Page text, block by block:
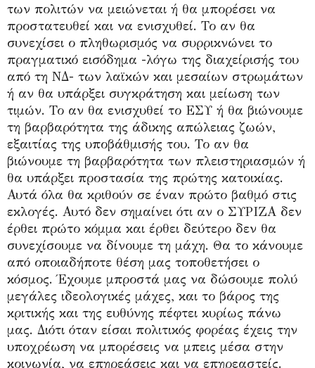
των πολιτών να μειώνεται ή θα μπορέσει να
προστατευθεί και να ενισχυθεί. Το αν θα
συνεχίσει ο πληθωρισμός να συρρικνώνει το
πραγματικό εισόδημα -λόγω της διαχείρισής του
από τη ΝΔ- των λαϊκών και μεσαίων στρωμάτων
ή αν θα υπάρξει συγκράτηση και μείωση των
τιμών. Το αν θα ενισχυθεί το ΕΣΥ ή θα βιώνουμε
τη βαρβαρότητα της άδικης απώλειας ζωών,
εξαιτίας της υποβάθμισής του. Το αν θα
βιώνουμε τη βαρβαρότητα των πλειστηριασμών ή
θα υπάρξει προστασία της πρώτης κατοικίας.
Αυτά όλα θα κριθούν σε έναν πρώτο βαθμό στις
εκλογές. Αυτό δεν σημαίνει ότι αν ο ΣΥΡΙΖΑ δεν
έρθει πρώτο κόμμα και έρθει δεύτερο δεν θα
συνεχίσουμε να δίνουμε τη μάχη. Θα το κάνουμε
από οποιαδήποτε θέση μας τοποθετήσει ο
κόσμος. Έχουμε μπροστά μας να δώσουμε πολύ
μεγάλες ιδεολογικές μάχες, και το βάρος της
κριτικής και της ευθύνης πέφτει κυρίως πάνω
μας. Διότι όταν είσαι πολιτικός φορέας έχεις την
υποχρέωση να μπορέσεις να μπεις μέσα στην
κοινωνία, να επηρεάσεις και να επηρεαστείς.